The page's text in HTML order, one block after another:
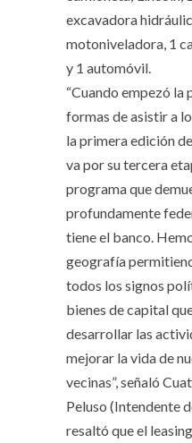
excavadora
motoniveladora, 1
y 1 automóvil.
“Cuando empezó la
formas de asistir a
la primera edición
va por su tercera
programa que
profundamente
tiene el banco.
geografía
todos los signos
bienes de capital
desarrollar las
mejorar la vida de
vecinas”, señaló
Peluso (Intendente
resaltó que el